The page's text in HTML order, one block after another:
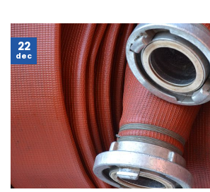
22
dec